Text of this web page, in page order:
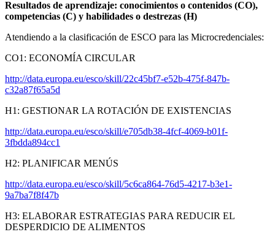
Resultados de aprendizaje: conocimientos o contenidos (CO),
competencias (C) y habilidades o destrezas (H)
Atendiendo a la clasificación de ESCO para las Microcredenciales:
CO1: ECONOMÍA CIRCULAR
http://data.europa.eu/esco/skill/22c45bf7-e52b-475f-847b-
c32a87f65a5d
H1: GESTIONAR LA ROTACIÓN DE EXISTENCIAS
http://data.europa.eu/esco/skill/e705db38-4fcf-4069-b01f-
3fbdda894cc1
H2: PLANIFICAR MENÚS
http://data.europa.eu/esco/skill/5c6ca864-76d5-4217-b3e1-
9a7ba7f8f47b
H3: ELABORAR ESTRATEGIAS PARA REDUCIR EL
DESPERDICIO DE ALIMENTOS